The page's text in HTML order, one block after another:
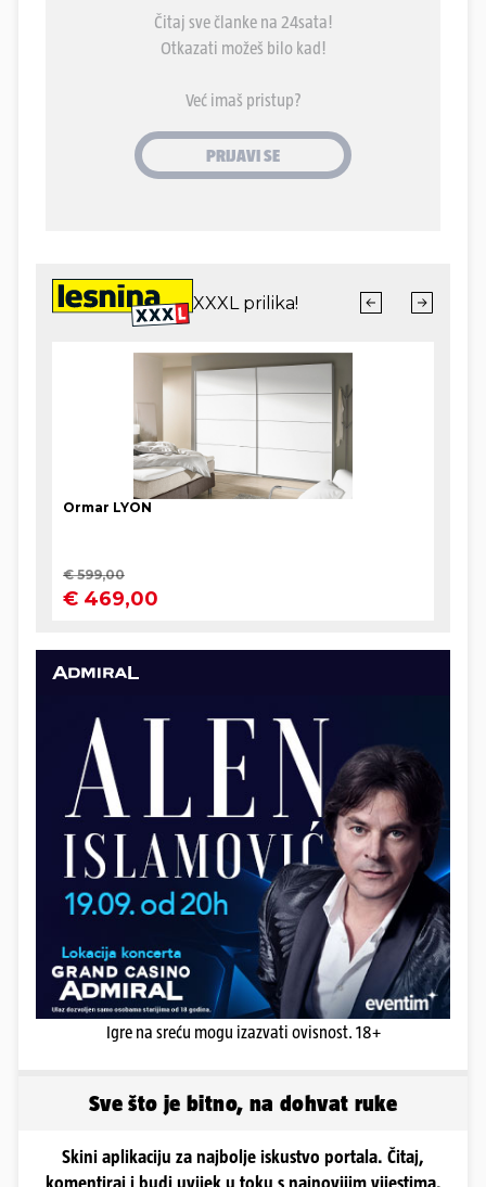
Igre na sreću mogu izazvati ovisnost. 18+
Sve što je bitno, na dohvat ruke
Skini aplikaciju za najbolje iskustvo portala. Čitaj,
komentiraj i budi uvijek u toku s najnovijim vijestima.